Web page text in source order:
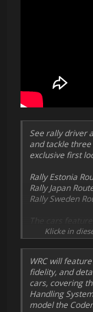
See rally driver
and tackle three
exclusive first
Rally Estonia
Rally Japan
Rally Sweden
The cars
Škoda Fabia
Klicke in
WRC will
fidelity, and
cars, covering
Handling
model the